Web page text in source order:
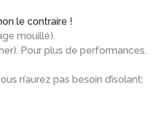
le contraire !
mouillé).
Pour plus de performances,
n’aurez pas besoin d’isolant;